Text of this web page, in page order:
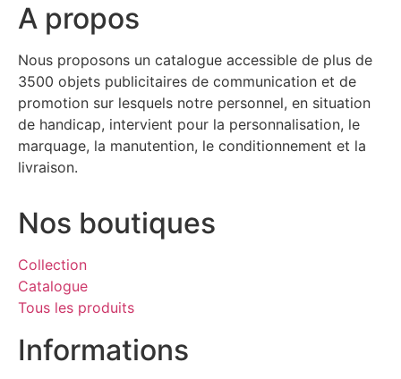
A propos
Nous proposons un catalogue accessible de plus de
3500 objets publicitaires de communication et de
promotion sur lesquels notre personnel, en situation
de handicap, intervient pour la personnalisation, le
marquage, la manutention, le conditionnement et la
livraison.
Nos boutiques
Collection
Catalogue
Tous les produits
Informations